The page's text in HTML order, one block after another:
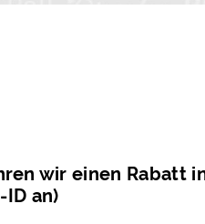
wir einen Rabatt
an)